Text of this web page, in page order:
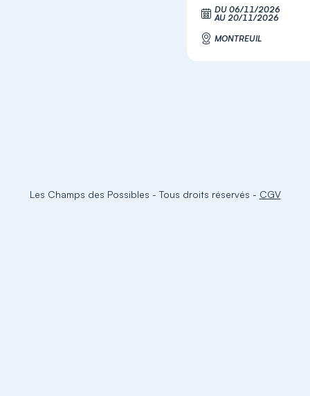
DU 06/11/2026
AU 20/11/2026
MONTREUIL
Les Champs des Possibles - Tous droits réservés - CGV